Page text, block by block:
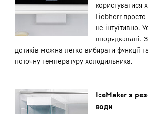
користуватися
Liebherr
це інтуїтивно.
впорядковані.
дотиків можна легко вибирати функції
поточну температуру холодильника.
IceMaker з
води